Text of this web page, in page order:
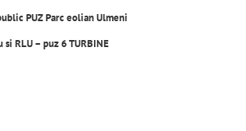
PUZ Parc eolian Ulmeni
RLU – puz 6 TURBINE